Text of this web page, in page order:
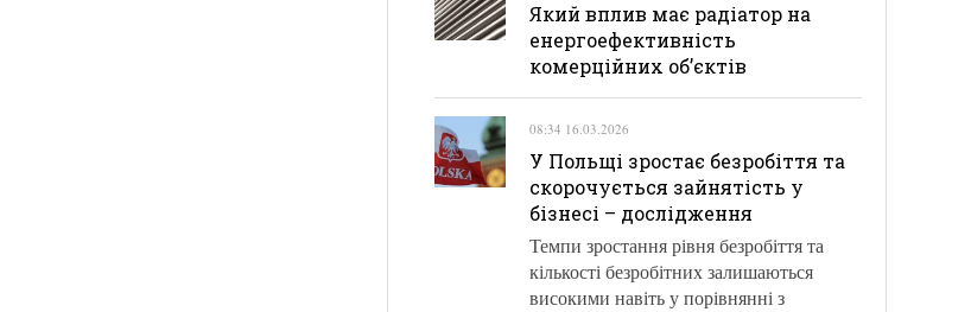
Який вплив має радіатор на
енергоефективність
комерційних об’єктів
08:34 16.03.2026
У Польщі зростає безробіття та
скорочується зайнятість у
бізнесі – дослідження
Темпи зростання рівня безробіття та
кількості безробітних залишаються
високими навіть у порівнянні з